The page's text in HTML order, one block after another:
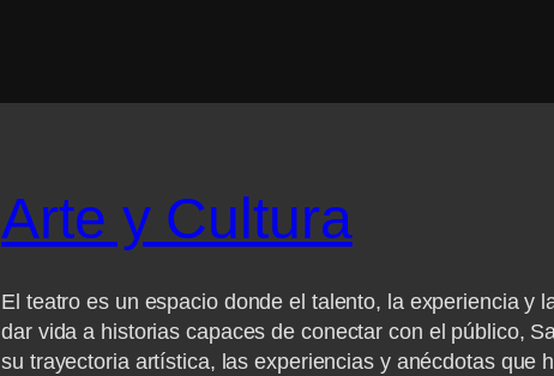
Arte y Cultura
El teatro es un espacio donde el talento, la experiencia y
dar vida a historias capaces de conectar con el público,
su trayectoria artística, las experiencias y anécdotas que